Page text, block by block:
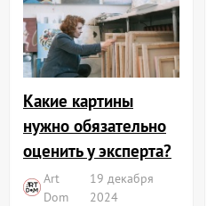
Какие картины
нужно обязательно
оценить у эксперта?
Art
Dom
19 декабря
2024